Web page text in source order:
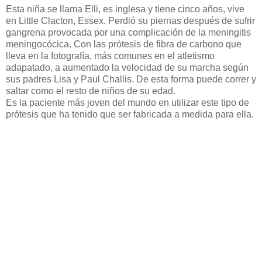
Esta niña se llama Elli, es inglesa y tiene cinco años, vive
en Little Clacton, Essex. Perdió su piernas después de sufrir
gangrena provocada por una complicación de la meningitis
meningocócica. Con las prótesis de fibra de carbono que
lleva en la fotografía, más comunes en el atletismo
adapatado, a aumentado la velocidad de su marcha según
sus padres Lisa y Paul Challis. De esta forma puede correr y
saltar como el resto de niños de su edad.
Es la paciente más joven del mundo en utilizar este tipo de
prótesis que ha tenido que ser fabricada a medida para ella.